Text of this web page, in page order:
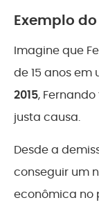
Exemplo
Imagine que
de 15 anos em
2015,
justa causa.
Desde a
conseguir um
econômica no